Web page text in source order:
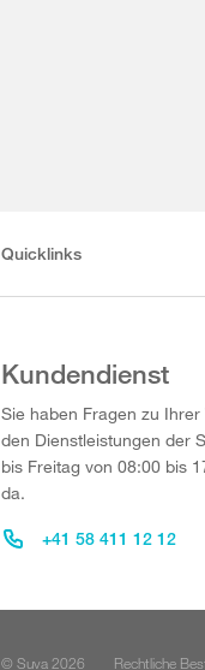
Quicklinks
Kundendienst
Sie haben Fragen zu
den Dienstleistungen der
bis Freitag von 08:00 bis
da.
+41 58 411 12 12
© Suva 2026 Rechtliche